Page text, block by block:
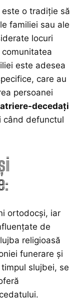
o tradiție să
familiei sau ale
locuri
este adesea
care au
persoanei
decedați
când defunctul
ortodocși, iar
de
religioasă
funerare și
slujbei, se